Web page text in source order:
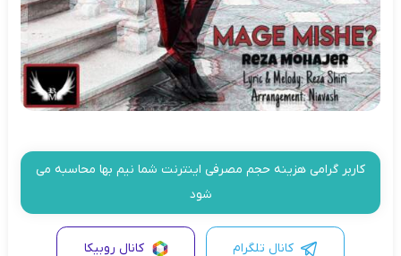
کاربر گرامی هزینه حجم مصرفی اینترنت شما نیم بها محاسبه می
شود
کانال تلگرام کانال روبیکا